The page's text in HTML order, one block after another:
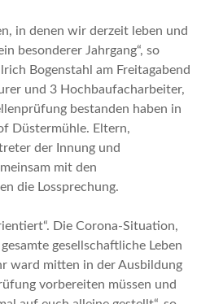
in denen wir derzeit leben und
besonderer Jahrgang“, so
Bogenstahl am Freitagabend
und 3 Hochbaufacharbeiter,
bestanden haben in
Düstermühle. Eltern,
der Innung und
mit den
die Lossprechung.
Die Corona-Situation,
gesellschaftliche Leben
ward mitten in der Ausbildung
vorbereiten müssen und